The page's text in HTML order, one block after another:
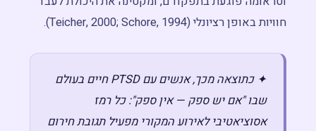
חוויות באופן רציונלי (Teicher, 2000; Schore, 1994).
✦ כתוצאה מכך, אנשים עם PTSD חיים בעולם
שבו "אם יש ספק — אין ספק": כל רמז
אסוציאטיבי לאירוע המקורי מפעיל תגובת חירום